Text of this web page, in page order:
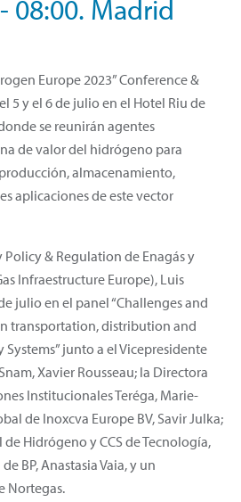
08:00. Madrid
Europe 2023” Conference &
5 y el 6 de julio en el Hotel Riu de
se reunirán agentes
de valor del hidrógeno para
almacenamiento,
aplicaciones de este vector
Policy & Regulation de Enagás y
Infraestructure Europe), Luis
julio en el panel “Challenges and
transportation, distribution and
Systems” junto a el Vicepresidente
Xavier Rousseau; la Directora
Institucionales Teréga, Marie-
de Inoxcva Europe BV, Savir Julka;
Hidrógeno y CCS de Tecnología,
BP, Anastasia Vaia, y un
Nortegas.